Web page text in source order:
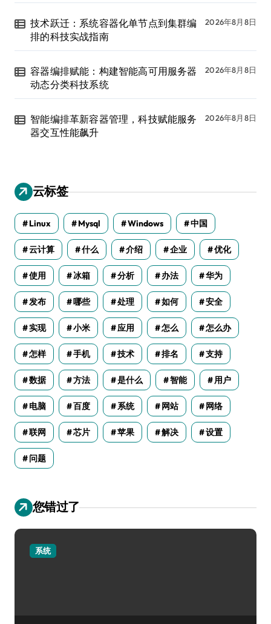
技术跃迁：系统容器化单节点到集群编
排的科技实战指南
2026年8月8日
容器编排赋能：构建智能高可用服务器
动态分类科技系统
2026年8月8日
智能编排革新容器管理，科技赋能服务
器交互性能飙升
2026年8月8日
云标签
Linux Mysql Windows 中国
云计算 什么 介绍 企业 优化
使用 冰箱 分析 办法 华为
发布 哪些 处理 如何 安全
实现 小米 应用 怎么 怎么办
怎样 手机 技术 排名 支持
数据 方法 是什么 智能 用户
电脑 百度 系统 网站 网络
联网 芯片 苹果 解决 设置
问题
您错过了
系统